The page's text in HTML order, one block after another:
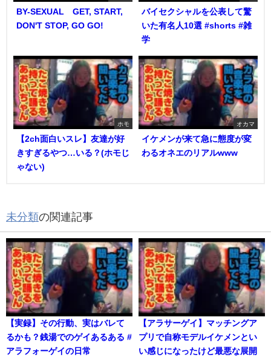
BY-SEXUAL GET, START,
DON'T STOP, GO GO!
バイセクシャルを公表して驚
いた有名人10選 #shorts #雑
学
ホモ
【2ch面白いスレ】友達が好
きすぎるやつ…いる？(ホモじ
ゃない)
オカマ
イケメンが来て急に態度が変
わるオネエのリアルwww
未分類の関連記事
【実録】その行動、実はバレて
るかも？銭湯でのゲイあるある #
アラフォーゲイの日常
【アラサーゲイ】マッチングア
プリで自称モデルイケメンとい
い感じになったけど最悪な展開